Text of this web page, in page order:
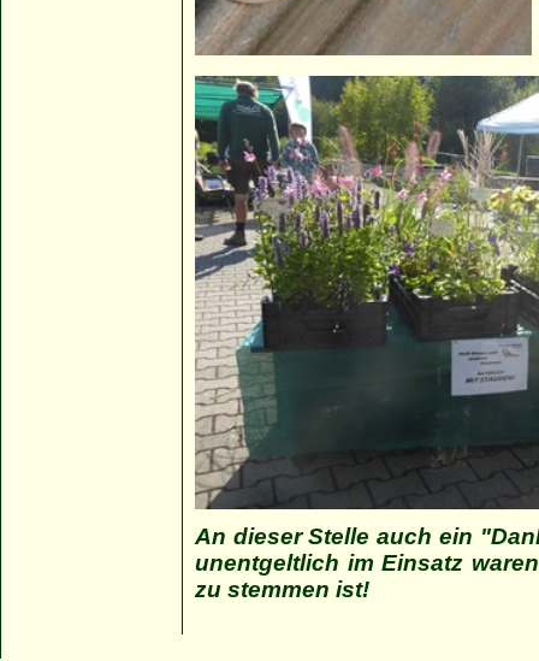
An dieser Stelle auch ein
unentgeltlich im Einsatz
zu stemmen ist!